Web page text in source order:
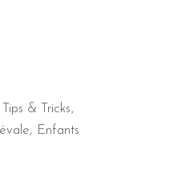
Tips & Tricks
Enfants